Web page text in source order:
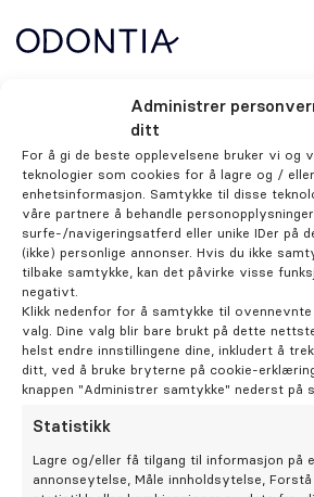
Administrer
ditt
For å gi de beste opplevelsene bruker vi og
teknologier som cookies for å lagre og /
enhetsinformasjon. Samtykke til disse
våre partnere å behandle
surfe-/navigeringsatferd eller unike IDer på
(ikke) personlige annonser. Hvis du ikke
tilbake samtykke, kan det påvirke visse
negativt.
Klikk nedenfor for å samtykke til
valg. Dine valg blir bare brukt på dette
helst endre innstillingene dine, inkludert å
ditt, ved å bruke bryterne på cookie-
knappen "Administrer samtykke" nederst på
Statistikk
Lagre og/eller få tilgang til informasjon på
annonseytelse, Måle innholdsytelse, Forstå
Behandlinger
Henviser
Periodonti
Endodonti
Kjeveortopedi
Odontia Tannlegekontoret Volda
Sjukepleiar/ Klinikkass
Trine Hovde